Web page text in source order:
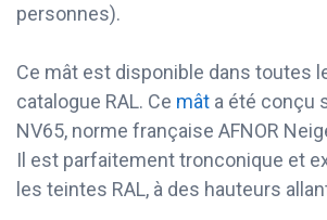
personnes).
Ce mât est disponible dans toutes
catalogue RAL. Ce mât a été conçu
NV65, norme française AFNOR
Il est parfaitement tronconique et
les teintes RAL, à des hauteurs